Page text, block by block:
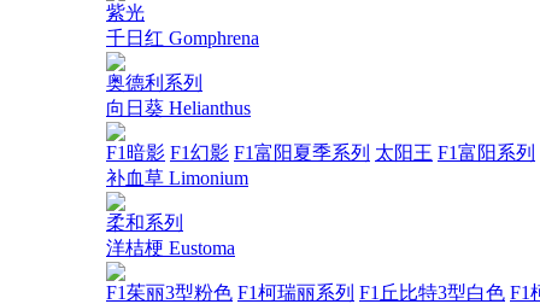
紫光
千日红 Gomphrena
奥德利系列
向日葵 Helianthus
F1暗影 F1幻影 F1富阳夏季系列 太阳王 F1富阳系列
补血草 Limonium
柔和系列
洋桔梗 Eustoma
F1茱丽3型粉色 F1柯瑞丽系列 F1丘比特3型白色 F1